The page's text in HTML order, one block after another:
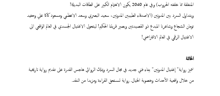
المنفلقة مما خلفته الحروب) وفي عام 2040 يكون الاهتمام الكبير على الطاقات البديلة!
ويتداول السرد بين المدونين (الاصدقاء الطيبين المدونين، سعيد البصري وسعد الاعظمي ومسعود كاكا علي وحفيد
تومان الشجاع وشاعرنا المبدع ذو القصيدتين وبصير قريتنا الحكيم! ليتحول الاغتيال الجسدي في العالم الواقعي الى
الاغتيال الرقمي في العالم الافتراضي!
الخاتمة
تتميز رواية" إغتيال المدونين" ببناء فني جديد في مجال السرد ويملك الروائي هاجس القدرة على تقديم رواية تاريخية
من خلال واقعية الأحداث وخصوبة الخيال. رواية تستحق القراءة ومزيدا من النقد.